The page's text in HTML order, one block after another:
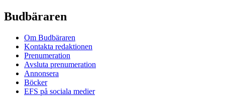
Budbäraren
Om Budbäraren
Kontakta redaktionen
Prenumeration
Avsluta prenumeration
Annonsera
Böcker
EFS på sociala medier